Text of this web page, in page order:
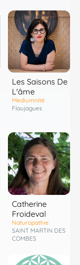
Les Saisons De
L'âme
Mediumnité
Flaujagues
Catherine
Froideval
Naturopathie
SAINT MARTIN DES
COMBES